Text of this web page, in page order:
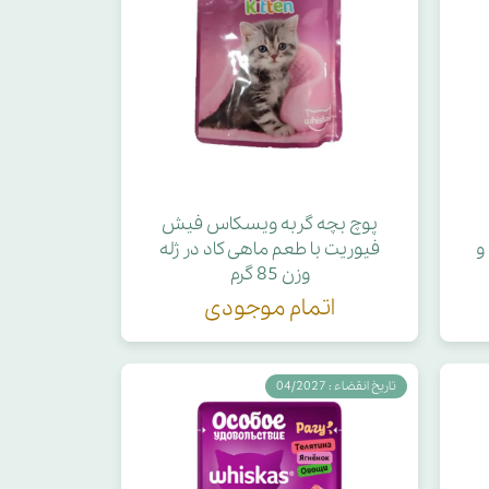
پوچ بچه گربه ویسکاس فیش
فیوریت با طعم ماهی کاد در ژله
وزن 85 گرم
اتمام موجودی
تاریخ انقضاء : 04/2027